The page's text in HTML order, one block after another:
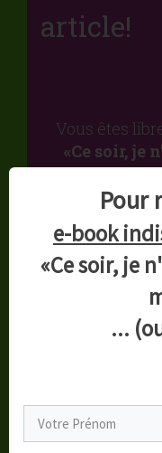
article!
Vous êtes
«Ce soir, je
manger!
des
recettes
un
jours
Pour
e-book
«Ce soir, je
...